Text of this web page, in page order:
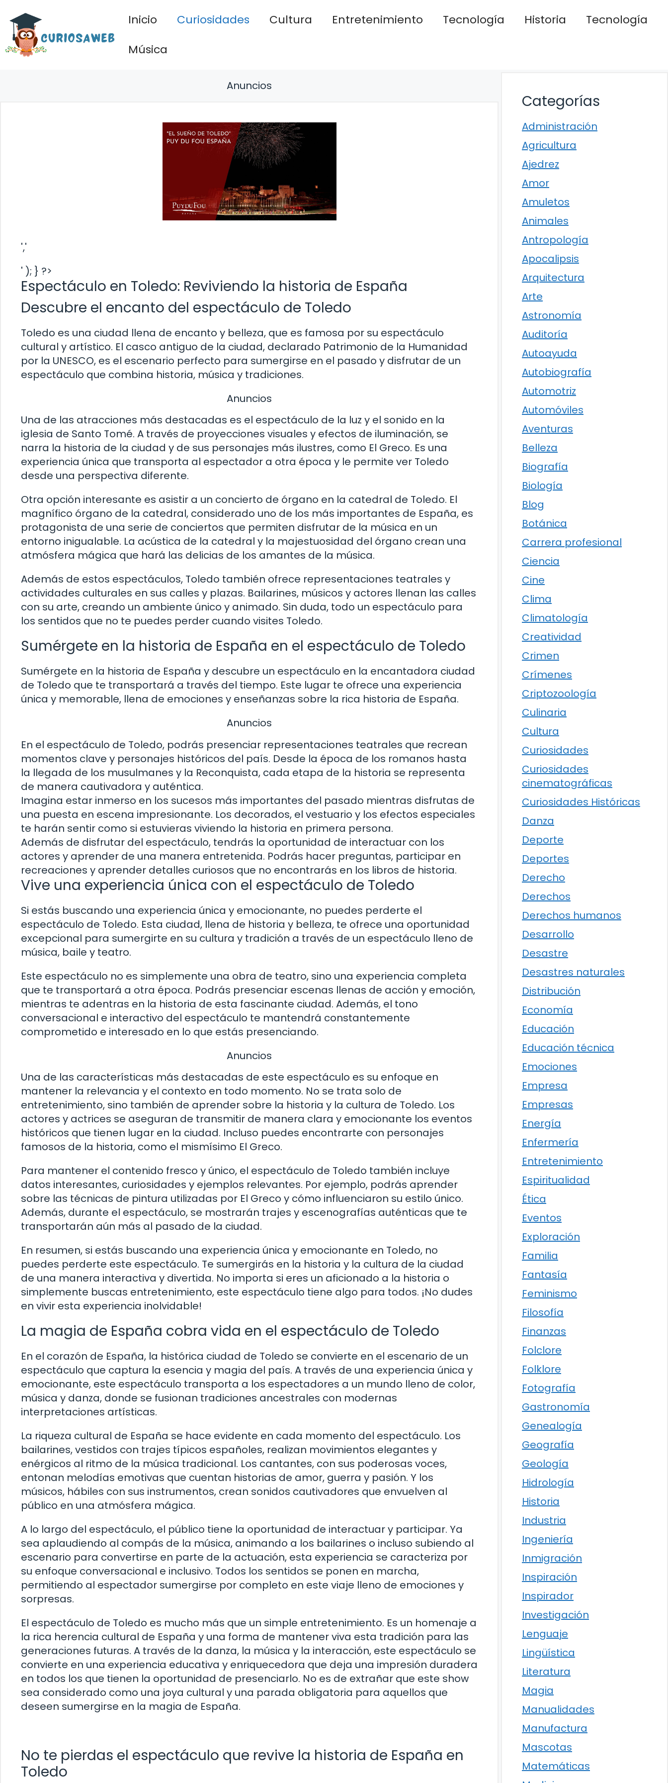
contenido
Inicio Curiosidades Cultura Entretenimiento Tecnología Historia
Tecnología
Música
Anuncios
','
' ); } ?>
Espectáculo en Toledo: Reviviendo la historia de España
Descubre el encanto del espectáculo de Toledo
Toledo es una ciudad llena de encanto y belleza, que es famosa por su espectáculo
cultural y artístico. El casco antiguo de la ciudad, declarado Patrimonio de la Humanidad
por la UNESCO, es el escenario perfecto para sumergirse en el pasado y disfrutar de un
espectáculo que combina historia, música y tradiciones.
Anuncios
Una de las atracciones más destacadas es el espectáculo de la luz y el sonido en la
iglesia de Santo Tomé. A través de proyecciones visuales y efectos de iluminación, se
narra la historia de la ciudad y de sus personajes más ilustres, como El Greco. Es una
experiencia única que transporta al espectador a otra época y le permite ver Toledo
desde una perspectiva diferente.
Otra opción interesante es asistir a un concierto de órgano en la catedral de Toledo. El
magnífico órgano de la catedral, considerado uno de los más importantes de España, es
protagonista de una serie de conciertos que permiten disfrutar de la música en un
entorno inigualable. La acústica de la catedral y la majestuosidad del órgano crean una
atmósfera mágica que hará las delicias de los amantes de la música.
Además de estos espectáculos, Toledo también ofrece representaciones teatrales y
actividades culturales en sus calles y plazas. Bailarines, músicos y actores llenan las calles
con su arte, creando un ambiente único y animado. Sin duda, todo un espectáculo para
los sentidos que no te puedes perder cuando visites Toledo.
Sumérgete en la historia de España en el espectáculo de Toledo
Sumérgete en la historia de España y descubre un espectáculo en la encantadora ciudad
de Toledo que te transportará a través del tiempo. Este lugar te ofrece una experiencia
única y memorable, llena de emociones y enseñanzas sobre la rica historia de España.
Anuncios
En el espectáculo de Toledo, podrás presenciar representaciones teatrales que recrean
momentos clave y personajes históricos del país. Desde la época de los romanos hasta
la llegada de los musulmanes y la Reconquista, cada etapa de la historia se representa
de manera cautivadora y auténtica.
Imagina estar inmerso en los sucesos más importantes del pasado mientras disfrutas de
una puesta en escena impresionante. Los decorados, el vestuario y los efectos especiales
te harán sentir como si estuvieras viviendo la historia en primera persona.
Además de disfrutar del espectáculo, tendrás la oportunidad de interactuar con los
actores y aprender de una manera entretenida. Podrás hacer preguntas, participar en
recreaciones y aprender detalles curiosos que no encontrarás en los libros de historia.
Vive una experiencia única con el espectáculo de Toledo
Si estás buscando una experiencia única y emocionante, no puedes perderte el
espectáculo de Toledo. Esta ciudad, llena de historia y belleza, te ofrece una oportunidad
excepcional para sumergirte en su cultura y tradición a través de un espectáculo lleno de
música, baile y teatro.
Este espectáculo no es simplemente una obra de teatro, sino una experiencia completa
que te transportará a otra época. Podrás presenciar escenas llenas de acción y emoción,
mientras te adentras en la historia de esta fascinante ciudad. Además, el tono
conversacional e interactivo del espectáculo te mantendrá constantemente
comprometido e interesado en lo que estás presenciando.
Anuncios
Una de las características más destacadas de este espectáculo es su enfoque en
mantener la relevancia y el contexto en todo momento. No se trata solo de
entretenimiento, sino también de aprender sobre la historia y la cultura de Toledo. Los
actores y actrices se aseguran de transmitir de manera clara y emocionante los eventos
históricos que tienen lugar en la ciudad. Incluso puedes encontrarte con personajes
famosos de la historia, como el mismísimo El Greco.
Para mantener el contenido fresco y único, el espectáculo de Toledo también incluye
datos interesantes, curiosidades y ejemplos relevantes. Por ejemplo, podrás aprender
sobre las técnicas de pintura utilizadas por El Greco y cómo influenciaron su estilo único.
Además, durante el espectáculo, se mostrarán trajes y escenografías auténticas que te
transportarán aún más al pasado de la ciudad.
En resumen, si estás buscando una experiencia única y emocionante en Toledo, no
puedes perderte este espectáculo. Te sumergirás en la historia y la cultura de la ciudad
de una manera interactiva y divertida. No importa si eres un aficionado a la historia o
simplemente buscas entretenimiento, este espectáculo tiene algo para todos. ¡No dudes
en vivir esta experiencia inolvidable!
La magia de España cobra vida en el espectáculo de Toledo
En el corazón de España, la histórica ciudad de Toledo se convierte en el escenario de un
espectáculo que captura la esencia y magia del país. A través de una experiencia única y
emocionante, este espectáculo transporta a los espectadores a un mundo lleno de color,
música y danza, donde se fusionan tradiciones ancestrales con modernas
interpretaciones artísticas.
La riqueza cultural de España se hace evidente en cada momento del espectáculo. Los
bailarines, vestidos con trajes típicos españoles, realizan movimientos elegantes y
enérgicos al ritmo de la música tradicional. Los cantantes, con sus poderosas voces,
entonan melodías emotivas que cuentan historias de amor, guerra y pasión. Y los
músicos, hábiles con sus instrumentos, crean sonidos cautivadores que envuelven al
público en una atmósfera mágica.
A lo largo del espectáculo, el público tiene la oportunidad de interactuar y participar. Ya
sea aplaudiendo al compás de la música, animando a los bailarines o incluso subiendo al
escenario para convertirse en parte de la actuación, esta experiencia se caracteriza por
su enfoque conversacional e inclusivo. Todos los sentidos se ponen en marcha,
permitiendo al espectador sumergirse por completo en este viaje lleno de emociones y
sorpresas.
El espectáculo de Toledo es mucho más que un simple entretenimiento. Es un homenaje a
la rica herencia cultural de España y una forma de mantener viva esta tradición para las
generaciones futuras. A través de la danza, la música y la interacción, este espectáculo se
convierte en una experiencia educativa y enriquecedora que deja una impresión duradera
en todos los que tienen la oportunidad de presenciarlo. No es de extrañar que este show
sea considerado como una joya cultural y una parada obligatoria para aquellos que
deseen sumergirse en la magia de España.
No te pierdas el espectáculo que revive la historia de España en
Toledo
Categorías
Administración
Agricultura
Ajedrez
Amor
Amuletos
Animales
Antropología
Apocalipsis
Arquitectura
Arte
Astronomía
Auditoría
Autoayuda
Autobiografía
Automotriz
Automóviles
Aventuras
Belleza
Biografía
Biología
Blog
Botánica
Carrera profesional
Ciencia
Cine
Clima
Climatología
Creatividad
Crimen
Crímenes
Criptozoología
Culinaria
Cultura
Curiosidades
Curiosidades
cinematográficas
Curiosidades Históricas
Danza
Deporte
Deportes
Derecho
Derechos
Derechos humanos
Desarrollo
Desastre
Desastres naturales
Distribución
Economía
Educación
Educación técnica
Emociones
Empresa
Empresas
Energía
Enfermería
Entretenimiento
Espiritualidad
Ética
Eventos
Exploración
Familia
Fantasía
Feminismo
Filosofía
Finanzas
Folclore
Folklore
Fotografía
Gastronomía
Genealogía
Geografía
Geología
Hidrología
Historia
Industria
Ingeniería
Inmigración
Inspiración
Inspirador
Investigación
Lenguaje
Lingüística
Literatura
Magia
Manualidades
Manufactura
Mascotas
Matemáticas